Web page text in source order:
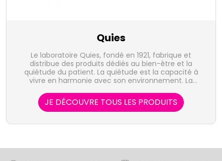
Quies
Le laboratoire Quies, fondé en 1921, fabrique et
distribue des produits dédiés au bien-être et la
quiétude du patient. La quiétude est la capacité à
vivre en harmonie avec son environnement. La
nombreux descendants qui visent à améliorer votre
bien-être : bandelettes et spray anti-ronglements,
protection des oreilles en toute circonstance, des
yeux et de la peau.
JE DÉCOUVRE TOUS LES PRODUITS